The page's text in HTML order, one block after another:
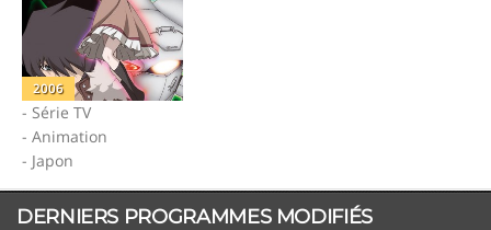
2006
- Série TV
- Animation
- Japon
DERNIERS PROGRAMMES MODIFIÉS